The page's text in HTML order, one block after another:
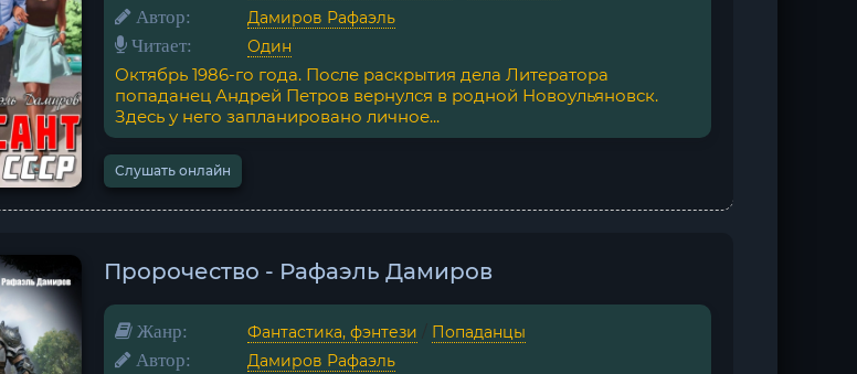
Автор: Дамиров Рафаэль
Читает: Один
Октябрь 1986-го года. После раскрытия дела Литератора
попаданец Андрей Петров вернулся в родной Новоульяновск.
Здесь у него запланировано личное...
Слушать онлайн
Пророчество - Рафаэль Дамиров
Жанр: Фантастика, фэнтези Попаданцы
Автор: Дамиров Рафаэль